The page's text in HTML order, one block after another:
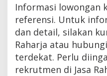
Informasi lowongan
referensi. Untuk
dan detail, silakan
Raharja atau
terdekat. Perlu
rekrutmen di Jasa